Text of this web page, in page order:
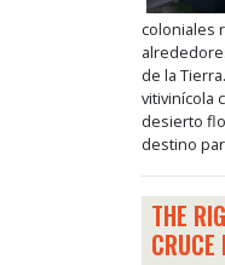
coloniales
de la
vitivinícola
desierto
destino
THE